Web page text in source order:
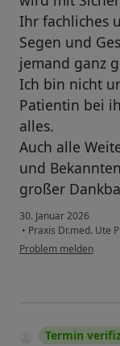
Ihr fachliches
Segen und
jemand ganz
Ich bin nicht
Patientin bei
alles.
Auch alle
und
großer
30. Januar 2026
• Praxis Dr.med. Ute
Problem melden
Termin